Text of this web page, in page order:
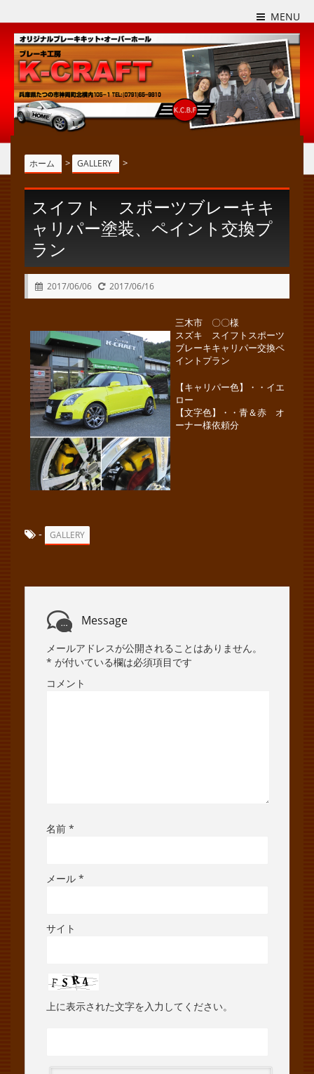
MENU
ホーム > GALLERY >
スイフト スポーツブレーキキ
ャリパー塗装、ペイント交換プ
ラン
2017/06/06 2017/06/16
三木市 〇〇様
スズキ スイフトスポーツ
ブレーキキャリパー交換ペ
イントプラン
【キャリパー色】・・イエ
ロー
【文字色】・・青＆赤 オ
ーナー様依頼分
- GALLERY
Message
メールアドレスが公開されることはありません。
* が付いている欄は必須項目です
コメント
名前 *
メール *
サイト
上に表示された文字を入力してください。